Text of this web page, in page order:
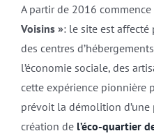
A partir de 2016 commence
Voisins »: le site est affecté
des centres
l’économie sociale, des
cette expérience pionnière
prévoit la démolition
création de l’éco-quartier